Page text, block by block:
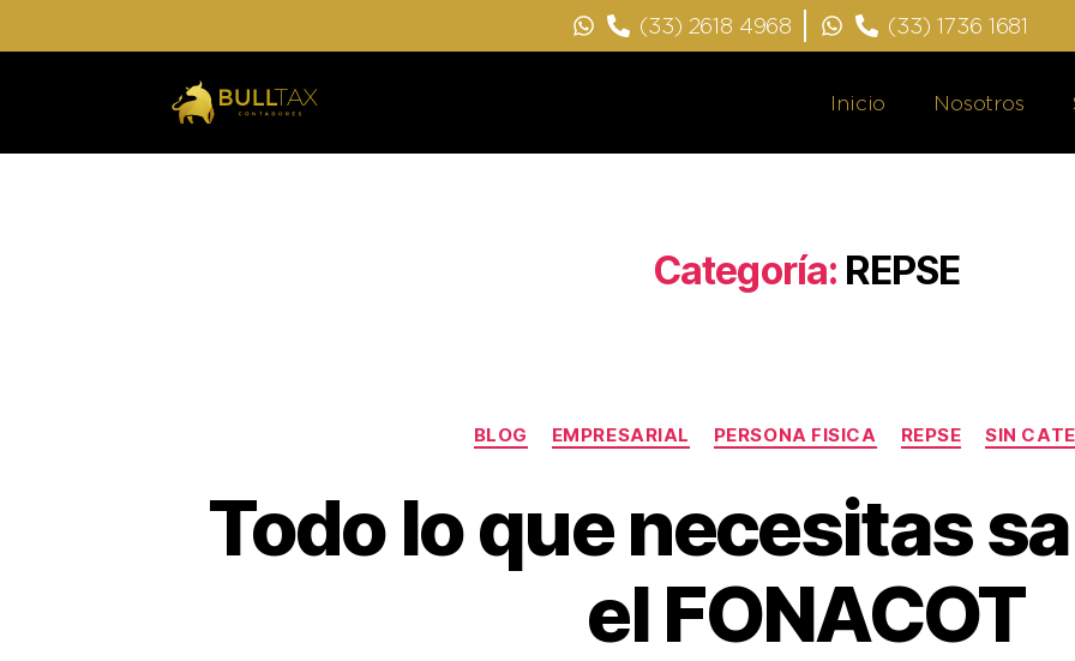
(33) 2618 4968 (33) 1736 1681
Inicio Nosotros
Categoría: REPSE
BLOG EMPRESARIAL PERSONA FISICA REPSE SIN
Todo lo que necesitas
el FONACOT